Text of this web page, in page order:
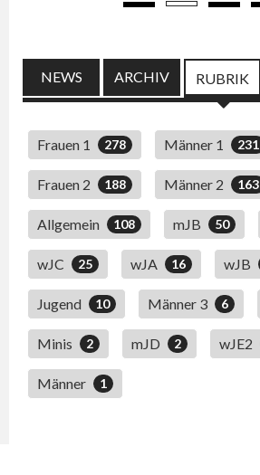
NEWS ARCHIV RUBRIK
Frauen 1 278 Männer 1 231
Frauen 2 188 Männer 2 163
Allgemein 108 mJB 50
wJC 25 wJA 16 wJB
Jugend 10 Männer 3 6
Minis 2 mJD 2 wJE2
Männer 1